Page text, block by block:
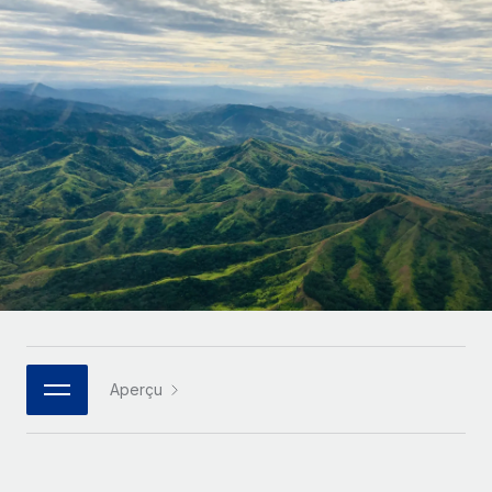
Gestion des freelances
Intégrez et gérez vos freelances partout dans le monde
PEO
Sous-traitez les opérations complexes liées à l’emploi
INFRASTRUCTURE
Intégration Remote
Intégrez vos RH aux flux de travail en toute simplicité
Plateforme
Des fonctions RH clés intégrées pour votre équipe
Connectez n'importe quel outil d’IA à Remote grâce à
notre MCP
Comparer Remote
Examinez notre service par rapport aux autres
CROISSANCE
Start-ups
Des solutions agiles et internationales pour les RH et la
paie des entreprises en pleine croissance
Entreprises intermédiaires
Développez vos équipes avec des solutions RH sur
mesure
Entreprise
Les RH à l’international pour les grandes entreprises
Calculateur de paiement des freelances
Découvrez les devises disponibles et les vitesses de
paiement pour vos freelances internationaux
APPRENDRE AVEC REMOTE
Recherche et guides
Études de cas
Checklists et modèles
Descriptions de postes
Nederlands
Français
Deutsch
Español
Italiano
Português (Portugal)
日本語
한국어
Connexion
Aperçu